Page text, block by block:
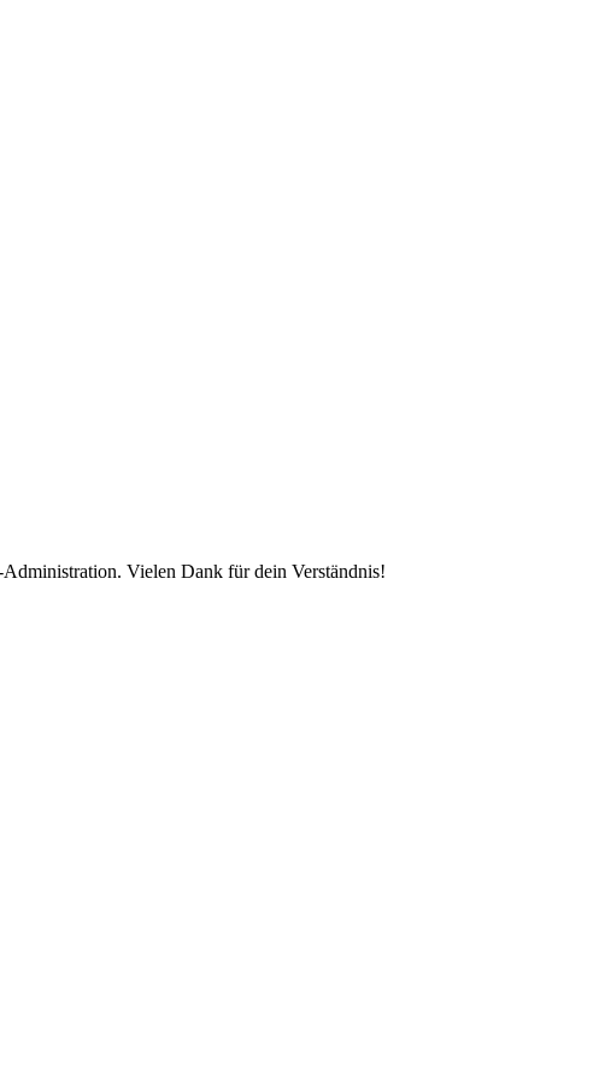
Vielen Dank für dein Verständnis!